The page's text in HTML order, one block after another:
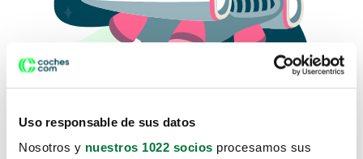
Uso responsable de sus datos
Nosotros y nuestros 1022 socios procesamos sus